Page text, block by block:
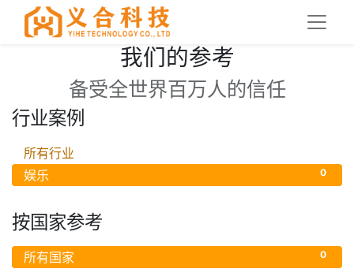
我们的参考
备受全世界百万人的信任
行业案例
所有行业
0
娱乐
按国家参考
0
所有国家